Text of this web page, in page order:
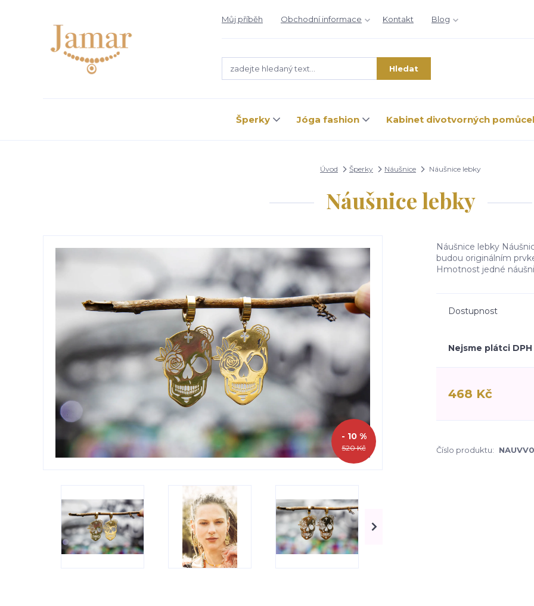
Můj příběh Obchodní informace Kontakt Blog
Hledat
Šperky Jóga fashion Kabinet divotvorných
Úvod Šperky Náušnice Náušnice lebky
Náušnice lebky
520 Kč
- 10 %
Náušnice lebky
budou originálním
Hmotnost jedné
Dostupnost
Nejsme plátci DPH
468 Kč
Číslo produktu: